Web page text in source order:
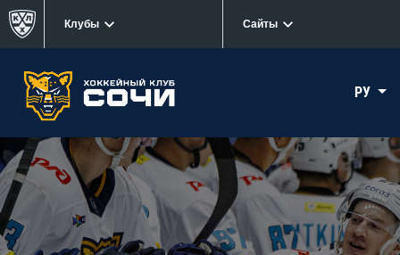
Клубы Сайты
РУ